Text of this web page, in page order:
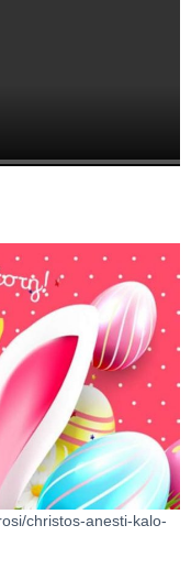
christos-anesti-kalo-